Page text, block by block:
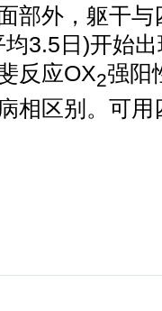
部外，躯干
3.5日)开始
反应OX2强阳
相区别。可